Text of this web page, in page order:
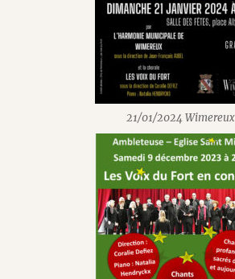
21/01/2024 Wimereux